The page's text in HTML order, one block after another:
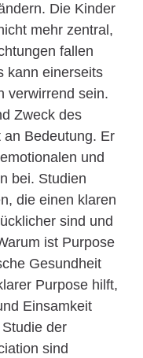
Die Kinder
mehr zentral,
fallen
kann einerseits
verwirrend sein.
Zweck des
Bedeutung. Er
und
bei. Studien
die einen klaren
sind und
ist Purpose
Gesundheit
Purpose hilft,
Einsamkeit
der
sind